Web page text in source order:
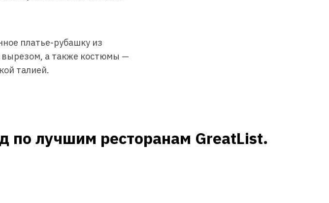
платье-рубашку из
вырезом, а также костюмы —
талией.
лучшим ресторанам GreatList.